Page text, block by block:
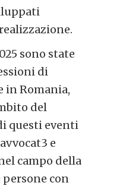
sono state
di
in Romania,
del
questi eventi
e
campo della
con